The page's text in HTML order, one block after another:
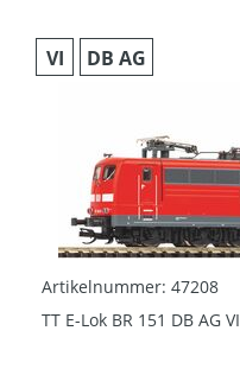
VI DB AG
Artikelnummer: 47208
TT E-Lok BR 151 DB AG VI